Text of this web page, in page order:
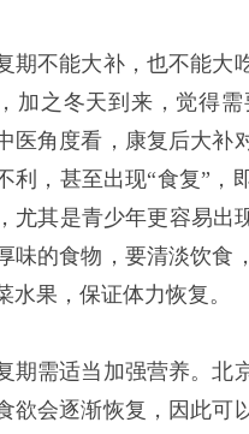
不能大补，也不能大吃
加之冬天到来，觉得
医角度看，康复后大补
利，甚至出现“食复”，
尤其是青少年更容易出
味的食物，要清淡饮食
水果，保证体力恢复。
需适当加强营养。北京
欲会逐渐恢复，因此可